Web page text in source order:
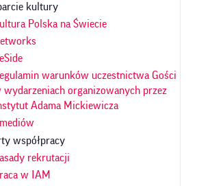
kultury
Polska na Świecie
warunków uczestnictwa Gości
wydarzeniach organizowanych przez
Adama Mickiewicza
współpracy
rekrutacji
w IAM